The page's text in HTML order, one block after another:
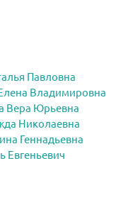
Павловна
Владимировна
Вера Юрьевна
Николаевна
Геннадьевна
Евгеньевич